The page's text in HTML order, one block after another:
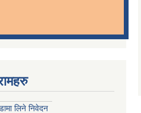
लिने निवेदन